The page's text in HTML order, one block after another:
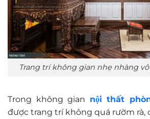
Trang trí không gian nhẹ nhàng
Trong không gian nội thất
được trang trí không quá rườm rà,